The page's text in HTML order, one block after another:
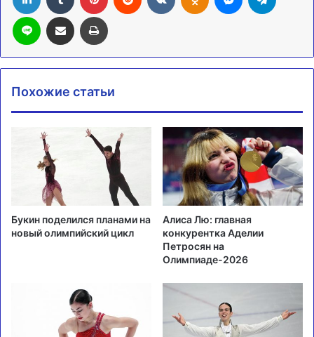
Line Поделиться через электронную почту Печатать
Похожие статьи
Букин поделился планами на
новый олимпийский цикл
Алиса Лю: главная
конкурентка Аделии
Петросян на
Олимпиаде-2026